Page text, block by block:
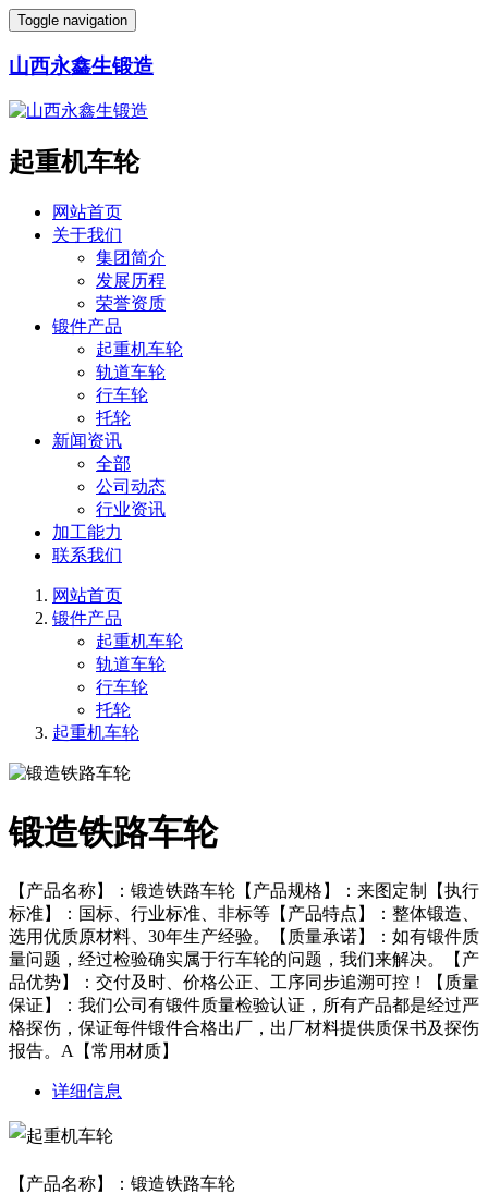
Toggle navigation
山西永鑫生锻造
起重机车轮
网站首页
关于我们
集团简介
发展历程
荣誉资质
锻件产品
起重机车轮
轨道车轮
行车轮
托轮
新闻资讯
全部
公司动态
行业资讯
加工能力
联系我们
网站首页
锻件产品
起重机车轮
轨道车轮
行车轮
托轮
起重机车轮
锻造铁路车轮
【产品名称】：锻造铁路车轮【产品规格】：来图定制【执行
标准】：国标、行业标准、非标等【产品特点】：整体锻造、
选用优质原材料、30年生产经验。【质量承诺】：如有锻件质
量问题，经过检验确实属于行车轮的问题，我们来解决。【产
品优势】：交付及时、价格公正、工序同步追溯可控！【质量
保证】：我们公司有锻件质量检验认证，所有产品都是经过严
格探伤，保证每件锻件合格出厂，出厂材料提供质保书及探伤
报告。A【常用材质】
详细信息
【产品名称】：锻造铁路车轮